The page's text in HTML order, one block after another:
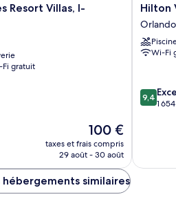
Resort Villas, I-
gratuit
Le
nouveau
prix
de
100 €
taxes et frais compris
29 août - 30 août
Hilton
Vacation
Club
Grand
Beach
Hilton
Orlando
Wi-Fi
9.4
sur
9,4
1
hébergements similaires